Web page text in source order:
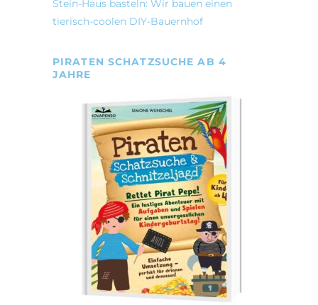
Stein-Haus basteln: Wir bauen einen
tierisch-coolen DIY-Bauernhof
PIRATEN SCHATZSUCHE AB 4
JAHRE